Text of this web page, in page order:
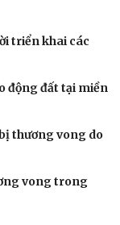
triển khai các
động đất tại miền
thương vong do
vong trong